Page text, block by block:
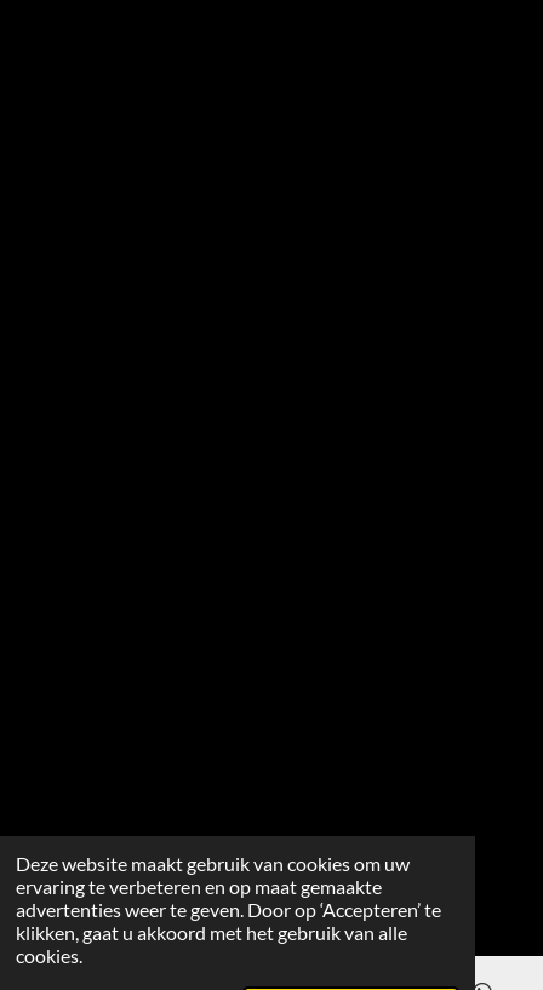
Deze website maakt gebruik van cookies om uw
ervaring te verbeteren en op maat gemaakte
advertenties weer te geven. Door op ‘Accepteren’ te
klikken, gaat u akkoord met het gebruik van alle
cookies.